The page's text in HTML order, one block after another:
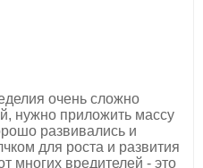
очень сложно
нужно приложить массу
развивались и
для роста и развития
многих вредителей - это